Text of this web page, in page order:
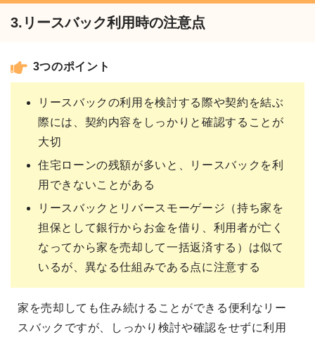
3.リースバック利用時の注意点
3つのポイント
リースバックの利用を検討する際や契約を結ぶ
際には、契約内容をしっかりと確認することが
大切
住宅ローンの残額が多いと、リースバックを利
用できないことがある
リースバックとリバースモーゲージ（持ち家を
担保として銀行からお金を借り、利用者が亡く
なってから家を売却して一括返済する）は似て
いるが、異なる仕組みである点に注意する
家を売却しても住み続けることができる便利なリー
スバックですが、しっかり検討や確認をせずに利用